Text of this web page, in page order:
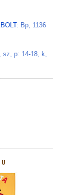
: Bp, 1136
sz, p: 14-18, k,